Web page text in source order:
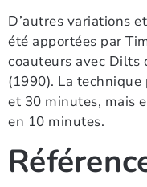
D’autres variations
été apportées par
coauteurs avec Dilts
(1990). La
et 30 minutes, mais
en 10 minutes.